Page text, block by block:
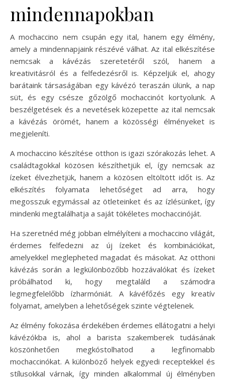
mindennapokban
A mochaccino nem csupán egy ital, hanem egy élmény,
amely a mindennapjaink részévé válhat. Az ital elkészítése
nemcsak a kávézás szeretetéről szól, hanem a
kreativitásról és a felfedezésről is. Képzeljük el, ahogy
barátaink társaságában egy kávézó teraszán ülünk, a nap
süt, és egy csésze gőzölgő mochaccinót kortyolunk. A
beszélgetések és a nevetések közepette az ital nemcsak
a kávézás örömét, hanem a közösségi élményeket is
megjeleníti.
A mochaccino készítése otthon is igazi szórakozás lehet. A
családtagokkal közösen készíthetjük el, így nemcsak az
ízeket élvezhetjük, hanem a közösen eltöltött időt is. Az
elkészítés folyamata lehetőséget ad arra, hogy
megosszuk egymással az ötleteinket és az ízlésünket, így
mindenki megtalálhatja a saját tökéletes mochaccinóját.
Ha szeretnéd még jobban elmélyíteni a mochaccino világát,
érdemes felfedezni az új ízeket és kombinációkat,
amelyekkel meglepheted magadat és másokat. Az otthoni
kávézás során a legkülönbözőbb hozzávalókat és ízeket
próbálhatod ki, hogy megtaláld a számodra
legmegfelelőbb ízharmóniát. A kávéfőzés egy kreatív
folyamat, amelyben a lehetőségek szinte végtelenek.
Az élmény fokozása érdekében érdemes ellátogatni a helyi
kávézókba is, ahol a barista szakemberek tudásának
köszönhetően megkóstolhatod a legfinomabb
mochaccinókat. A különböző helyek egyedi receptekkel és
stílusokkal várnak, így minden alkalommal új élményben